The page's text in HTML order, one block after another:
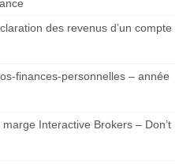
des revenus d’un compte
finances-personnelles – année
Interactive Brokers – Don’t